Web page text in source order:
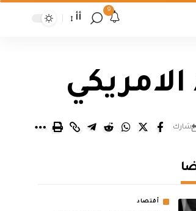
9
أأ
شارك
أقتصاد